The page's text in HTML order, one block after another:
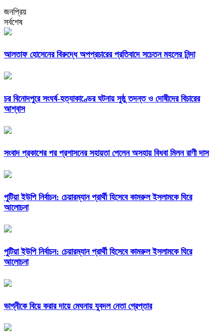
জনপ্রিয়
সর্বশেষ
আলতাফ হোসেনের বিরুদ্ধে অপপ্রচারের প্রতিবাদে সচেতন মহলের নিন্দা
চর বিনোদপুরে সংঘর্ষ-হত্যাকাণ্ডের ঘটনায় সুষ্ঠু তদন্ত ও দোষীদের বিচারের
আশ্বাস
সংবাদ প্রকাশের পর প্রশাসনের সহায়তা পেলেন অসহায় বিধবা মিলন রাণী দাস
পুটিয়া ইউপি নির্বাচন: চেয়ারম্যান প্রার্থী হিসেবে কামরুল ইসলামকে ঘিরে
আলোচনা
পুটিয়া ইউপি নির্বাচন: চেয়ারম্যান প্রার্থী হিসেবে কামরুল ইসলামকে ঘিরে
আলোচনা
ভাগ্নীকে বিয়ে করার দায়ে মেঘনায় যুবদল নেতা গ্রেপ্তার